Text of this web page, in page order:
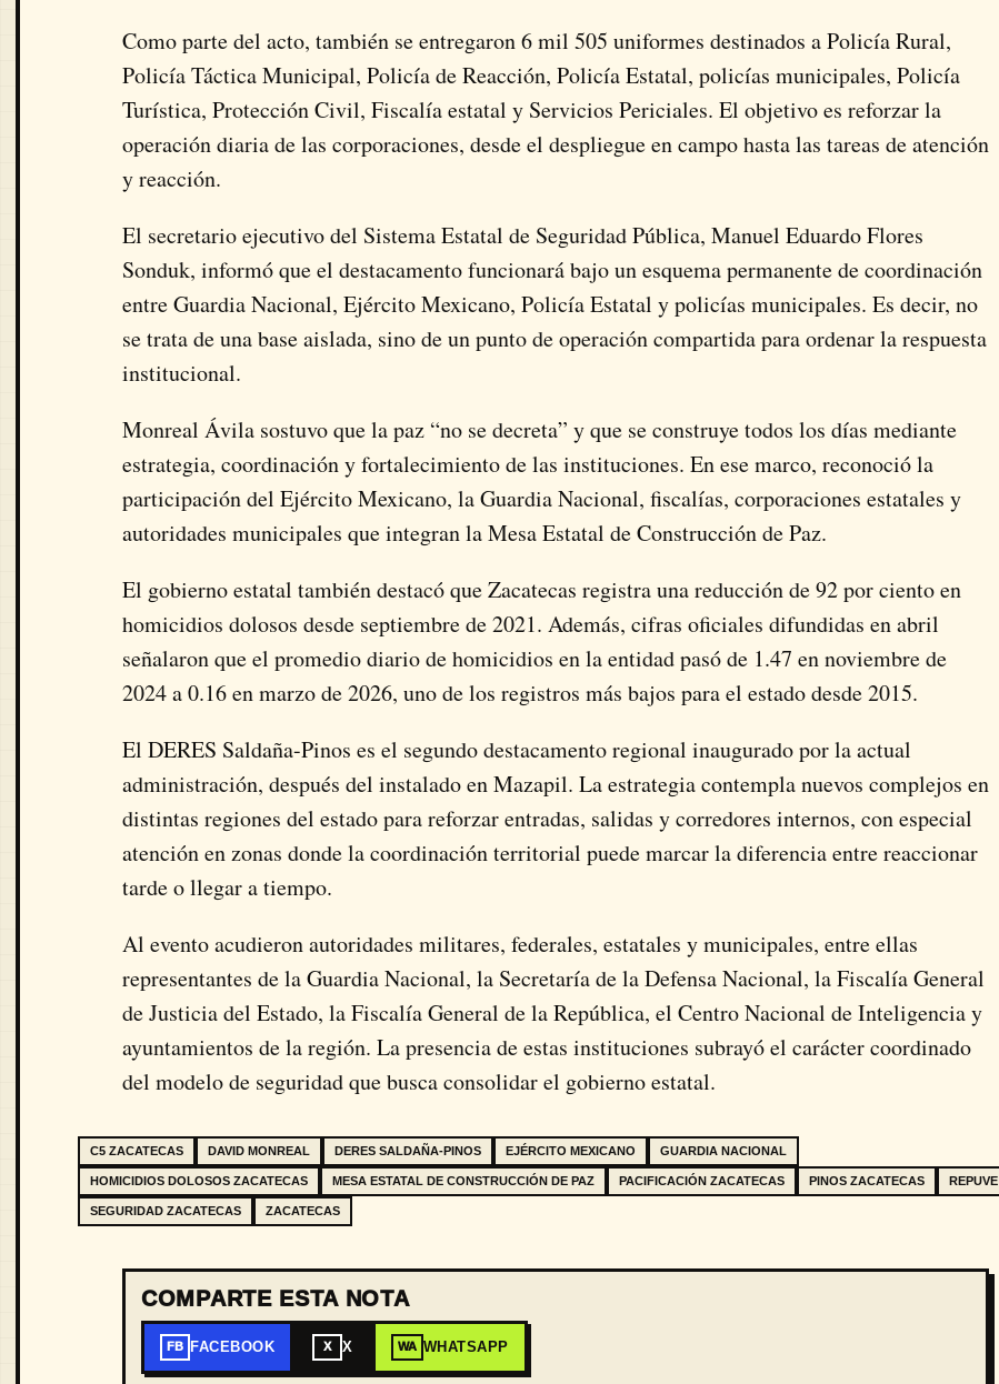
Como parte del acto, también se entregaron 6 mil 505 uniformes destinados a Policía Rural,
Policía Táctica Municipal, Policía de Reacción, Policía Estatal, policías municipales, Policía
Turística, Protección Civil, Fiscalía estatal y Servicios Periciales. El objetivo es reforzar la
operación diaria de las corporaciones, desde el despliegue en campo hasta las tareas de atención
y reacción.
El secretario ejecutivo del Sistema Estatal de Seguridad Pública, Manuel Eduardo Flores
Sonduk, informó que el destacamento funcionará bajo un esquema permanente de coordinación
entre Guardia Nacional, Ejército Mexicano, Policía Estatal y policías municipales. Es decir, no
se trata de una base aislada, sino de un punto de operación compartida para ordenar la respuesta
institucional.
Monreal Ávila sostuvo que la paz “no se decreta” y que se construye todos los días mediante
estrategia, coordinación y fortalecimiento de las instituciones. En ese marco, reconoció la
participación del Ejército Mexicano, la Guardia Nacional, fiscalías, corporaciones estatales y
autoridades municipales que integran la Mesa Estatal de Construcción de Paz.
El gobierno estatal también destacó que Zacatecas registra una reducción de 92 por ciento en
homicidios dolosos desde septiembre de 2021. Además, cifras oficiales difundidas en abril
señalaron que el promedio diario de homicidios en la entidad pasó de 1.47 en noviembre de
2024 a 0.16 en marzo de 2026, uno de los registros más bajos para el estado desde 2015.
El DERES Saldaña-Pinos es el segundo destacamento regional inaugurado por la actual
administración, después del instalado en Mazapil. La estrategia contempla nuevos complejos en
distintas regiones del estado para reforzar entradas, salidas y corredores internos, con especial
atención en zonas donde la coordinación territorial puede marcar la diferencia entre reaccionar
tarde o llegar a tiempo.
Al evento acudieron autoridades militares, federales, estatales y municipales, entre ellas
representantes de la Guardia Nacional, la Secretaría de la Defensa Nacional, la Fiscalía General
de Justicia del Estado, la Fiscalía General de la República, el Centro Nacional de Inteligencia y
ayuntamientos de la región. La presencia de estas instituciones subrayó el carácter coordinado
del modelo de seguridad que busca consolidar el gobierno estatal.
C5 ZACATECAS DAVID MONREAL DERES SALDAÑA-PINOS EJÉRCITO MEXICANO GUARDIA NACIONAL
HOMICIDIOS DOLOSOS ZACATECAS MESA ESTATAL DE CONSTRUCCIÓN DE PAZ PACIFICACIÓN ZACATECAS PINOS ZACATECAS REPUVE
SEGURIDAD ZACATECAS ZACATECAS
COMPARTE ESTA NOTA
FB FACEBOOK X X WA WHATSAPP